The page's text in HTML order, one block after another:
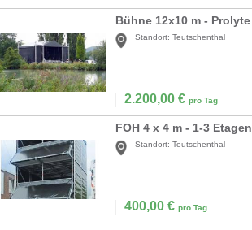
Standort: Teutschenthal
2.200,00 € pro Tag
FOH 4 x 4 m - 1-3 Etagen
Standort: Teutschenthal
400,00 € pro Tag